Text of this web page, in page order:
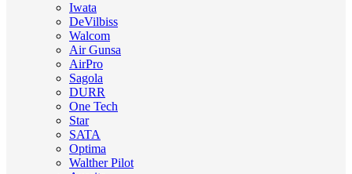
Iwata
DeVilbiss
Walcom
Air Gunsa
AirPro
Sagola
DURR
One Tech
Star
SATA
Optima
Walther Pilot